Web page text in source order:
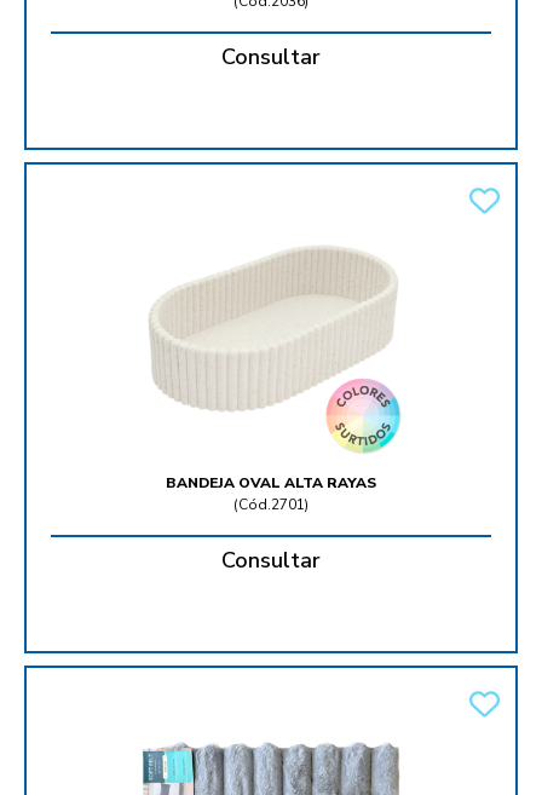
Consultar
BANDEJA OVAL ALTA RAYAS
(Cód.2701)
Consultar